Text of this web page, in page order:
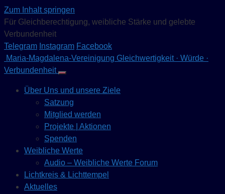
Zum Inhalt springen
Für Gleichberechtigung, weibliche Stärke und gelebte
Verbundenheit
Telegram Instagram Facebook
Maria-Magdalena-Vereinigung Gleichwertigkeit · Würde ·
Verbundenheit
Über Uns und unsere Ziele
Satzung
Mitglied werden
Projekte | Aktionen
Spenden
Weibliche Werte
Audio – Weibliche Werte Forum
Lichtkreis & Lichttempel
Aktuelles